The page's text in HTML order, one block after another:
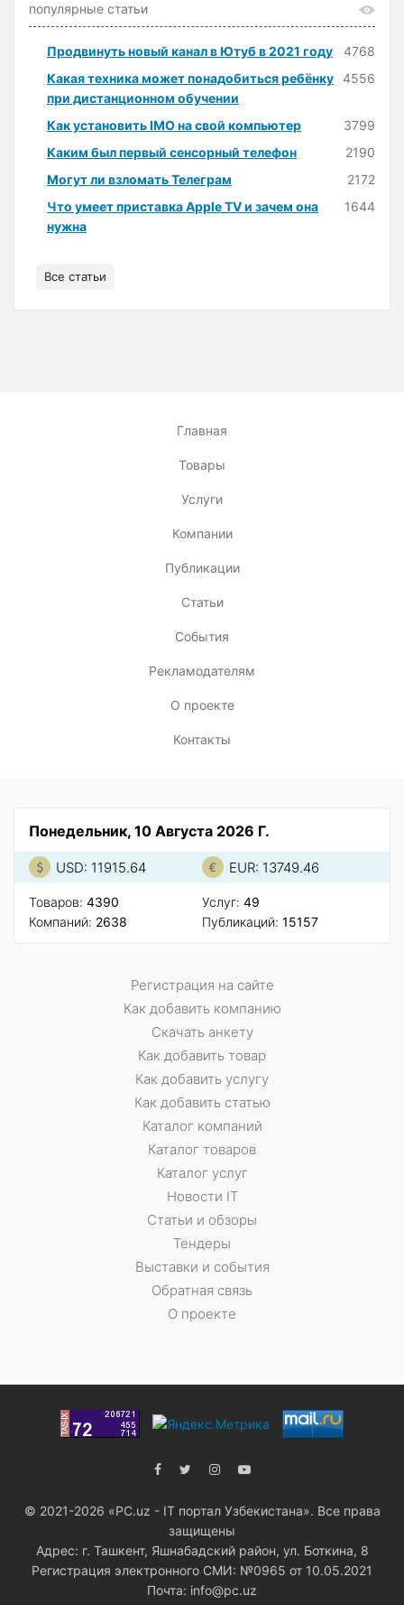
популярные статьи
Продвинуть новый канал в Ютуб в 2021 году
4768
Какая техника может понадобиться ребёнку
при дистанционном обучении
4556
Как установить IMO на свой компьютер
3799
Каким был первый сенсорный телефон
2190
Могут ли взломать Телеграм
2172
Что умеет приставка Apple TV и зачем она
нужна
1644
Все статьи
Главная
Товары
Услуги
Компании
Публикации
Статьи
События
Рекламодателям
О проекте
Контакты
Понедельник, 10 Августа 2026 Г.
USD: 11915.64 EUR: 13749.46
Товаров: 4390
Компаний: 2638
Услуг: 49
Публикаций: 15157
Регистрация на сайте
Как добавить компанию
Скачать анкету
Как добавить товар
Как добавить услугу
Как добавить статью
Каталог компаний
Каталог товаров
Каталог услуг
Новости IT
Статьи и обзоры
Тендеры
Выставки и события
Обратная связь
О проекте
© 2021-2026 «PC.uz - IT портал Узбекистана». Все права
защищены
Адрес: г. Ташкент, Яшнабадский район, ул. Боткина, 8
Регистрация электронного СМИ: №0965 от 10.05.2021
Почта: info@pc.uz